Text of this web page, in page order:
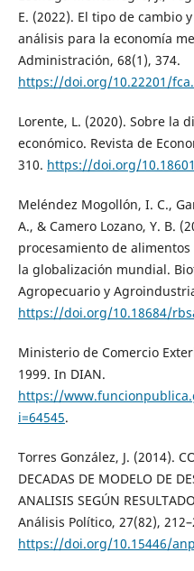
E. (2022). El tipo de cambio
análisis para la economía
Administración, 68(1), 374.
https://doi.org/10.22201/
Lorente, L. (2020). Sobre la
económico. Revista de
310. https://doi.org/
Meléndez Mogollón, I. C.,
A., & Camero Lozano, Y. B.
procesamiento de alimentos
la globalización mundial.
Agropecuario y
https://doi.org/10.18684/
Ministerio de Comercio
1999. In DIAN.
https://
i=64545.
Torres González, J. (2014).
DECADAS DE MODELO DE
ANALISIS SEGÚN
Análisis Político, 27(82),
https://doi.org/10.15446/